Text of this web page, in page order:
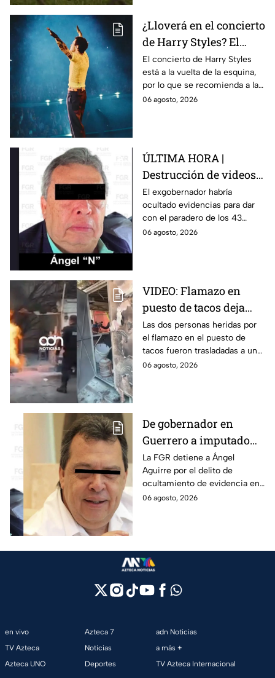
¿Lloverá en el concierto
de Harry Styles? El
pronóstico del clima
para este viernes en
CDMX
El concierto de Harry Styles
está a la vuelta de la esquina,
por lo que se recomienda a las
y los fanáticos revisar el clima
06 agosto, 2026
ÚLTIMA HORA |
Destrucción de videos
clave y amenazas a
testigos por parte de
exgobernador Ángel
Aguirre: FGR
El exgobernador habría
ocultado evidencias para dar
con el paradero de los 43
estudiantes desaparecidos de
06 agosto, 2026
VIDEO: Flamazo en
puesto de tacos deja
dos heridos en CDMX
Las dos personas heridas por
el flamazo en el puesto de
tacos fueron trasladadas a un
hospital para recibir atención
06 agosto, 2026
De gobernador en
Guerrero a imputado
por la "Verdad
Histórica"; Así fue como
Ángel Aguirre obstruyó
la justicia en caso
La FGR detiene a Ángel
Aguirre por el delito de
ocultamiento de evidencia en
el caso Ayotzinapa. Esta es la
06 agosto, 2026
en vivo
TV Azteca
Azteca UNO
Azteca 7
Noticias
Deportes
adn Noticias
a más +
TV Azteca Internacional